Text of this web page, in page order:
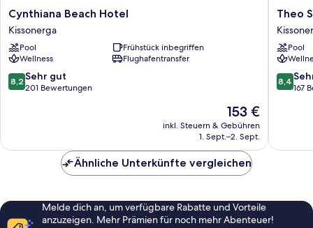
Cynthiana
Beach
Hotel
Kissonerga
Cynthiana Beach Hotel
Kissonerga
Pool
Frühstück inbegriffen
Wellness
Flughafentransfer
8.2
von
Bewertungen
8,2 Sehr gut
201 Bewertungen
Der
Preis
beträgt
153 €
inkl. Steuern & Gebühren
1. Sept.–2. Sept.
Theo
Sunset
Bay
Hotel
Theo
Pool
8.4
von
8,4
167
Ähnliche Unterkünfte vergleichen
Melde dich an, um verfügbare Rabatte und Vorteile
anzuzeigen. Mehr Prämien für noch mehr Abenteuer!